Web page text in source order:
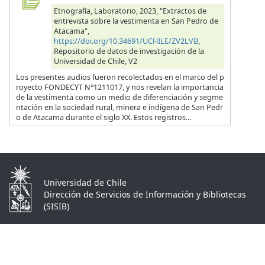
Etnografía, Laboratorio, 2023, "Extractos de
entrevista sobre la vestimenta en San Pedro de
Atacama",
https://doi.org/10.34691/UCHILE/ZV2LVB,
Repositorio de datos de investigación de la
Universidad de Chile, V2
Los presentes audios fueron recolectados en el marco del p
royecto FONDECYT N°1211017, y nos revelan la importancia
de la vestimenta como un medio de diferenciación y segme
ntación en la sociedad rural, minera e indígena de San Pedr
o de Atacama durante el siglo XX. Estos registros...
Universidad de Chile
Dirección de Servicios de Información y Bibliotecas
(SISIB)